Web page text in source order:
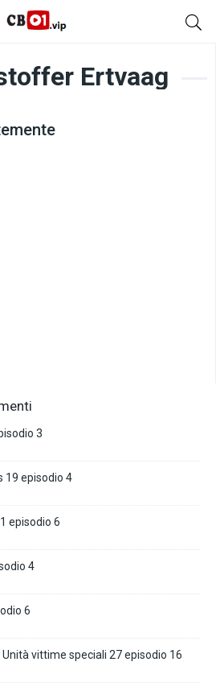
Ertvaag
3
19 episodio 4
episodio 6
4
6
Unità vittime speciali 27 episodio 16